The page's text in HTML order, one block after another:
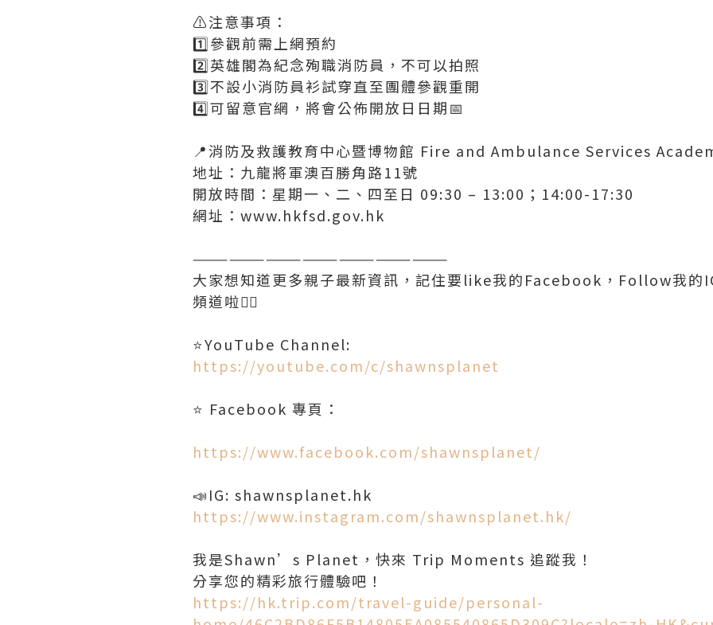
⚠️注意事項：
1️⃣參觀前需上網預約
2️⃣英雄閣為紀念殉職消防員，不可以拍照
3️⃣不設小消防員衫試穿直至團體參觀重開
4️⃣可留意官網，將會公佈開放日日期📅
📍消防及救護教育中心暨博物館 Fire and Ambulance Services
地址：九龍將軍澳百勝角路11號
開放時間：星期一、二、四至日 09:30 – 13:00；14:00-17:30
網址：www.hkfsd.gov.hk
—————————————————————
大家想知道更多親子最新資訊，記住要like我的Facebook，Follow我的
頻道啦👇🏻
https://youtube.com/c/shawnsplanet
⭐️ Facebook 專頁：
https://www.facebook.com/shawnsplanet/
https://www.instagram.com/shawnsplanet.hk/
我是Shawn’s Planet，快來 Trip Moments 追蹤我！
https://hk.trip.com/travel-guide/personal-